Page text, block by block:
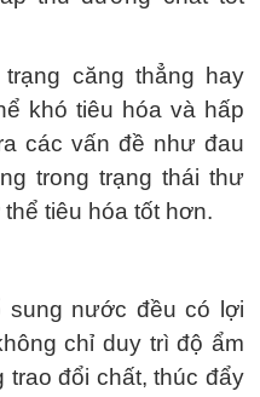
căng thẳng hay
khó tiêu hóa và hấp
các vấn đề như đau
trong trạng thái thư
tiêu hóa tốt hơn.
sung nước đều có lợi
chỉ duy trì độ ẩm
trao đổi chất, thúc đẩy